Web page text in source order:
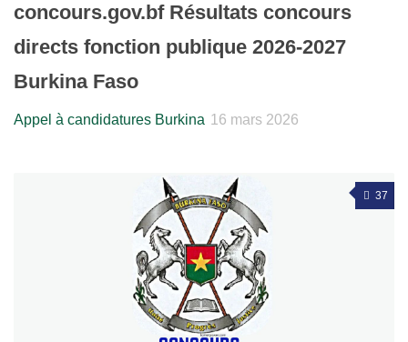
concours.gov.bf Résultats concours
directs fonction publique 2026-2027
Burkina Faso
Appel à candidatures Burkina 16 mars 2026
37